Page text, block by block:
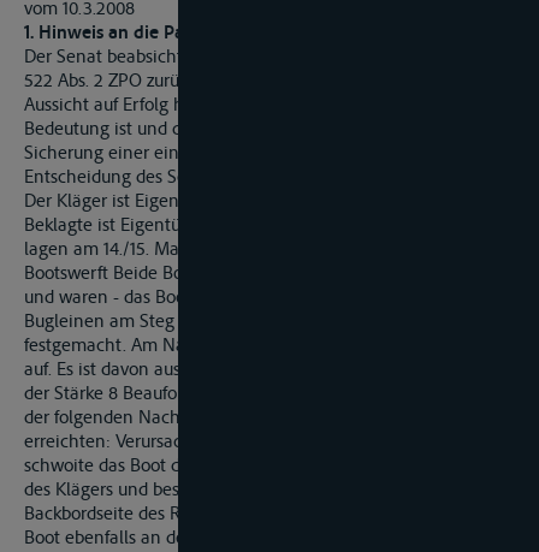
vom 10.3.2008
1. Hinweis an die Parteien:
Der Senat beabsichtigt, die Berufung des Beklagten gemäß §
522 Abs. 2 ZPO zurückzuweisen, weil die Berufung keine
Aussicht auf Erfolg hat, die Sache nicht von grundsätzlicher
Bedeutung ist und die Fortbildung des Rechts oder die
Sicherung einer einheitlichen Rechtsprechung eine
Entscheidung des Senats nicht erfordert.
Der Kläger ist Eigentümer des Segelbootes vom Typ und der
Beklagte ist Eigentümer des Segelbootes vom Typ Beide Boote
lagen am 14./15. Mai 2005 vertäut an der Steganlage der
Bootswerft Beide Boote lagen in Stegboxen nebeneinander
und waren - das Boot des Beklagten durch diesen - mit zwei
Bugleinen am Steg und zwei Achterleinen an Dalben
festgemacht. Am Nachmittag des 14. Mai 2005 kam Starkwind
auf. Es ist davon auszugehen, dass sehr wahrscheinlich Böen
der Stärke 8 Beaufort aus Nordwest erreicht wurden und in
der folgenden Nacht Böen, die noch Windstärke 6 Beaufort
erreichten: Verursacht durch den Wind und die Welle
schwoite das Boot des Beklagten nach Steuerbord in die Box
des Klägers und beschädigte dessen Boot an der
Backbordseite des Rumpfes. Der Beklagte behauptet, dass sein
Boot ebenfalls an der Backbordseite beschädigt worden sei,